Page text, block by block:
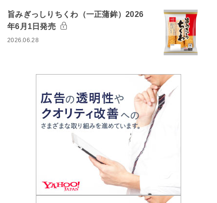
旨みぎっしりちくわ（一正蒲鉾）2026
年6月1日発売
2026.06.28